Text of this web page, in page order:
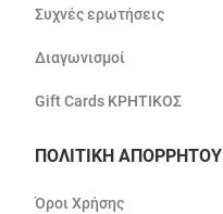
Συχνές ερωτήσεις
Διαγωνισμοί
Gift Cards ΚΡΗΤΙΚΟΣ
ΠΟΛΙΤΙΚΗ ΑΠΟΡΡΗΤΟΥ
Όροι Χρήσης